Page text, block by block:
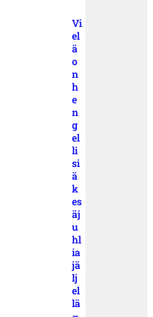
Vi
el
ä
o
n
h
e
n
g
el
li
si
ä
k
es
äj
u
hl
ia
jä
lj
el
lä